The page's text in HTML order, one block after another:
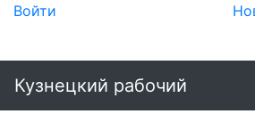
Войти
Кузнецкий рабочий